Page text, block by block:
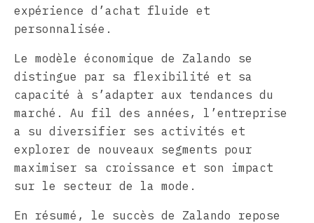
expérience d’achat fluide et
personnalisée.
Le modèle économique de Zalando se
distingue par sa flexibilité et sa
capacité à s’adapter aux tendances du
marché. Au fil des années, l’entreprise
a su diversifier ses activités et
explorer de nouveaux segments pour
maximiser sa croissance et son impact
sur le secteur de la mode.
En résumé, le succès de Zalando repose